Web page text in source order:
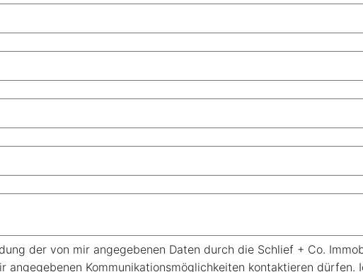
der von mir angegebenen Daten durch die Schlief + Co.
angegebenen Kommunikationsmöglichkeiten kontaktieren dürfen.